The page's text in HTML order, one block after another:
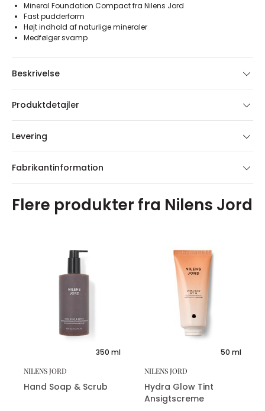
Mineral Foundation Compact fra Nilens Jord
Fast pudderform
Højt indhold af naturlige mineraler
Medfølger svamp
Beskrivelse
Produktdetajler
Levering
Fabrikantinformation
Flere produkter fra Nilens Jord
350 ml
NILENS JORD
Hand Soap & Scrub
50 ml
NILENS JORD
Hydra Glow Tint
Ansigtscreme